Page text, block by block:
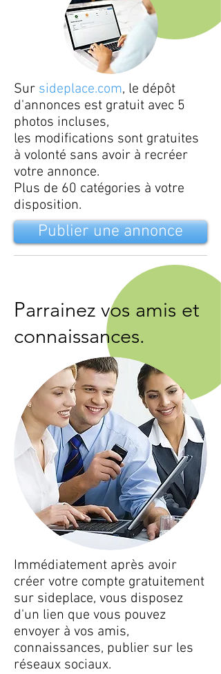
Sur sideplace.com, le dépôt
d'annonces est gratuit avec 5
photos incluses,
les modifications sont gratuites
à volonté sans avoir à recréer
votre annonce.
Plus de 60 catégories à votre
disposition.
Publier une annonce
Parrainez vos amis et
connaissances.
Immédiatement après avoir
créer votre compte gratuitement
sur sideplace, vous disposez
d'un lien que vous pouvez
envoyer à vos amis,
connaissances, publier sur les
réseaux sociaux.